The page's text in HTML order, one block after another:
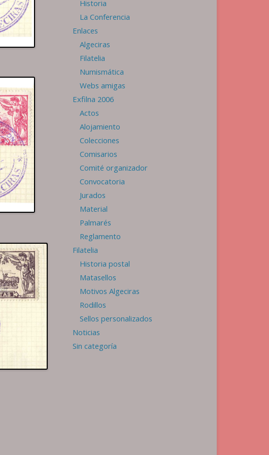
Historia
La Conferencia
Enlaces
Algeciras
Filatelia
Numismática
Webs amigas
Exfilna 2006
Actos
Alojamiento
Colecciones
Comisarios
Comité organizador
Convocatoria
Jurados
Material
Palmarés
Reglamento
Filatelia
Historia postal
Matasellos
Motivos Algeciras
Rodillos
Sellos personalizados
Noticias
Sin categoría